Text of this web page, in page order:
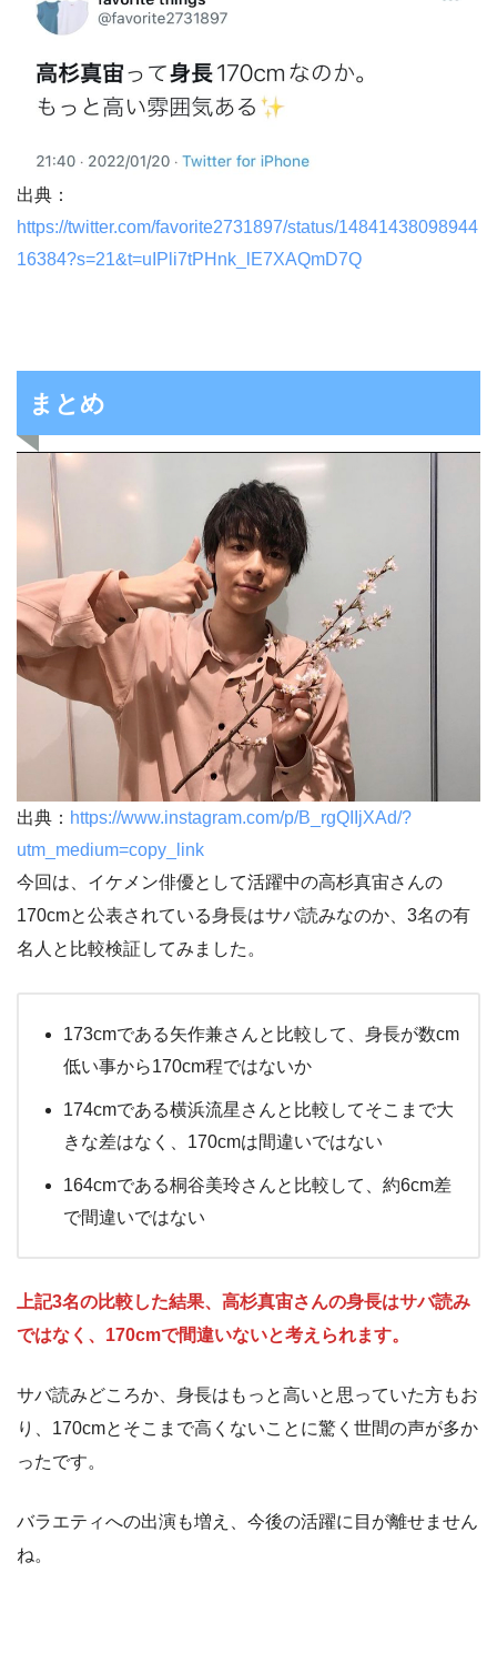
出典：
https://twitter.com/favorite2731897/status/14841438098944
16384?s=21&t=uIPli7tPHnk_lE7XAQmD7Q
まとめ
出典： https://www.instagram.com/p/B_rgQIIjXAd/?
utm_medium=copy_link
今回は、イケメン俳優として活躍中の高杉真宙さんの
170cmと公表されている身長はサバ読みなのか、3名の有
名人と比較検証してみました。
173cmである矢作兼さんと比較して、身長が数cm
低い事から170cm程ではないか
174cmである横浜流星さんと比較してそこまで大
きな差はなく、170cmは間違いではない
164cmである桐谷美玲さんと比較して、約6cm差
で間違いではない
上記3名の比較した結果、高杉真宙さんの身長はサバ読み
ではなく、170cmで間違いないと考えられます。
サバ読みどころか、身長はもっと高いと思っていた方もお
り、170cmとそこまで高くないことに驚く世間の声が多か
ったです。
バラエティへの出演も増え、今後の活躍に目が離せません
ね。